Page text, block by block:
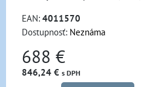
EAN: 4011570
Dostupnosť: Neznáma
688 €
846,24 € s DPH